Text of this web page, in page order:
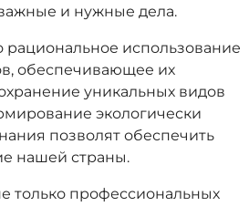
и нужные дела.
рациональное использование
обеспечивающее их
уникальных видов
экологически
позволят обеспечить
нашей страны.
только профессиональных